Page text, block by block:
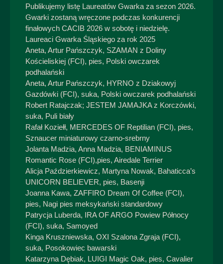
Publikujemy listę Laureatów Gwarka za sezon 2026.
Gwarki zostaną wręczone podczas konkurencji
finałowych CACIB 2026 w sobotę i niedzielę.
Laureaci Gwarka Śląskiego za rok 2025
Aneta, Artur Pańszczyk, SZAMAN z Doliny
Kościeliskiej (FCI), pies, Polski owczarek
podhalański
Aneta, Artur Pańszczyk, HYRNO z Dziakowyj
Gazdówki (FCI), suka, Polski owczarek podhalański
Robert Ratajczak; JESTEM JAMAJKA z Korczówki,
suka, Puli biały
Rafał Koziełł, MERCEDES OF Reptilian (FCI), pies,
Sznaucer miniaturowy czarno-srebrny
Jolanta Madzia, Anna Madzia, BENIAMINUS
Romantic Rose (FCI),pies, Airedale Terrier
Alicja Paździerkiewicz, Martyna Nowak, Bahaticca’s
UNICORN BELIEVER, pies, Basenji
Joanna Kawa, ZAFFIRO Dream Of Coffee (FCI),
pies, Nagi pies meksykański standardowy
Patrycja Luberda, IRA OF ARGO Powiew Północy
(FCI), suka, Samoyed
Kinga Kruszniewska, OXI Szalona Zgraja (FCI),
suka, Posokowiec bawarski
Katarzyna Dębiak, LUIGI Magic Oak, pies, Cavalier